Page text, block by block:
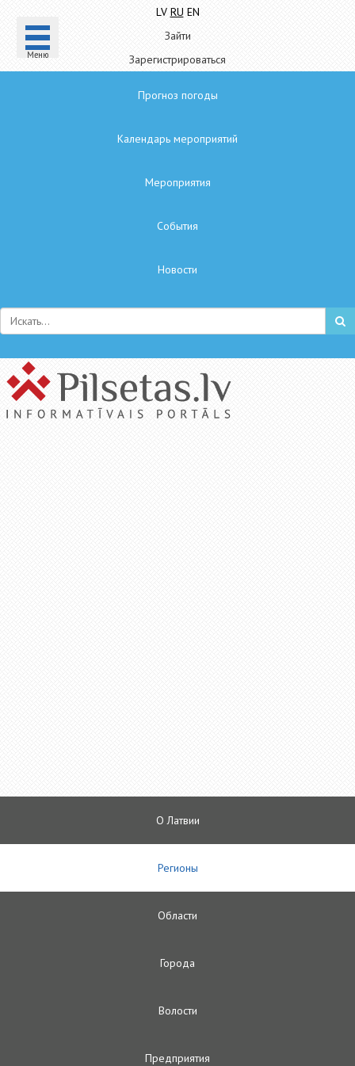
Mеню
LV RU EN
Зайти
Зарегистрироваться
Прогноз погоды
Календарь мероприятий
Мероприятия
Cобытия
Hовости
О Латвии
Регионы
Oбласти
Городa
Волости
Предприятия